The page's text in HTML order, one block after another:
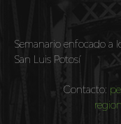
Semanario enfocado a
San Luis Potosí
Contacto: